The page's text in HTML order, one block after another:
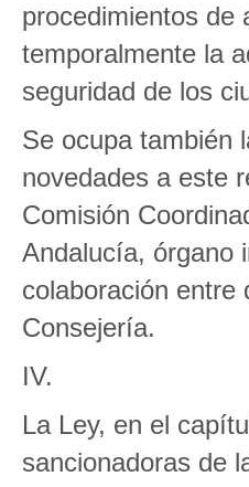
procedimientos de
temporalmente la
seguridad de los
Se ocupa también
novedades a este
Comisión
Andalucía, órgano
colaboración entre
Consejería.
IV.
La Ley, en el
sancionadoras de